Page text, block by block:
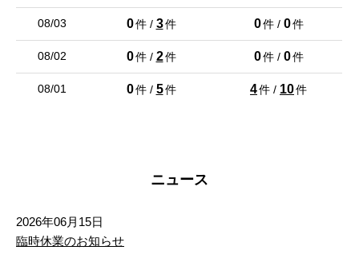
盛岡市 南仙北３丁目 新築一戸建て
建物面積 105.78m
2
26/08/01
08/03 0件 / 3件 0件 / 0件
08/02 0件 / 2件 0件 / 0件
08/01 0件 / 5件 4件 / 10件
ニュース
2026年06月15日
臨時休業のお知らせ